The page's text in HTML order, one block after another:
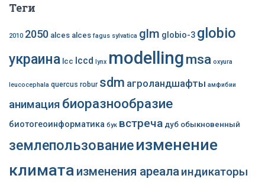
Теги
2010 2050 alces alces fagus sylvatica glm globio-3 globio
украина lcc lccd lynx modellingmsa oxyura
leucocephala quercus robur sdm агроландшафты амфибии
анимация биоразнообразие
биотогеоинформатика бук встреча дуб обыкновенный
землепользованиеизменение
климата изменения ареалаиндикаторы